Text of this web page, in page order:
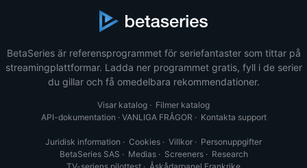
BetaSeries är referensprogrammet för seriefantaster som tittar på
streamingplattformar. Ladda ner programmet gratis, fyll i de serier
du gillar och få omedelbara rekommendationer.
Visar katalog · Filmer katalog
API-dokumentation · VANLIGA FRÅGOR · Kontakta support
Juridisk information · Cookies · Villkor · Personuppgifter
BetaSeries SAS · Medias· Screeners· Research
TV-seriens pilottest · Åskådarpanel Frankrike